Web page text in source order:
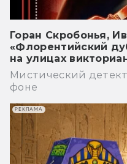
Горан Скробонья,
«Флорентийский
на улицах
Мистический
фоне
РЕКЛАМА